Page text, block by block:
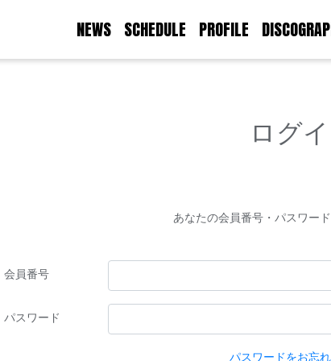
NEWS SCHEDULE PROFILE
ログ
あなたの会員番号・パスワー
会員番号
パスワード
パスワードをお忘